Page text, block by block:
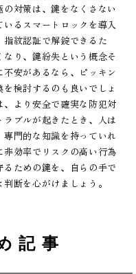
対策は、鍵をなくさない
るスマートロックを導入
紋認証で解錠できるた
り、鍵紛失という概念そ
安があるなら、ピッキン
検討するのも良いでしょ
より安全で確実な防犯対
ブルが起きたとき、人は
門的な知識を持っていれ
効率でリスクの高い行為
ための鍵を、自らの手で
断を心がけましょう。
記事